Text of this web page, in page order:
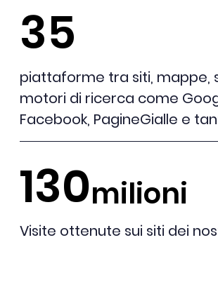
35
piattaforme tra siti, mappe,
motori di ricerca come
Facebook, PagineGialle e
130milioni
Visite ottenute sui siti dei